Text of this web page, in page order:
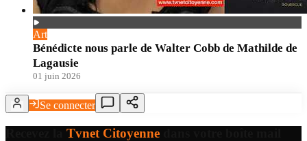
Art
Bénédicte nous parle de Walter Cobb de Mathilde de
Lagausie
01 juin 2026
Se connecter
Tvnet Citoyenne